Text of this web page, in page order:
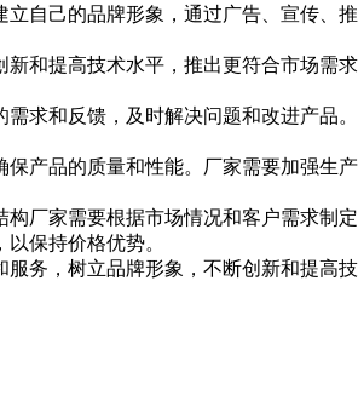
己的品牌形象，通过广告、宣传、
提高技术水平，推出更符合市场需
和反馈，及时解决问题和改进产品
品的质量和性能。厂家需要加强生
家需要根据市场情况和客户需求制
保持价格优势。
，树立品牌形象，不断创新和提高技